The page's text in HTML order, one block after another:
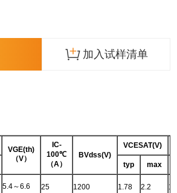
加入试样清单
VGE(th)
（V）
IC-
100℃
（A）
BVdss(V)
VCESAT(V)
typ max
5.4～6.6 25 1200 1.78 2.2